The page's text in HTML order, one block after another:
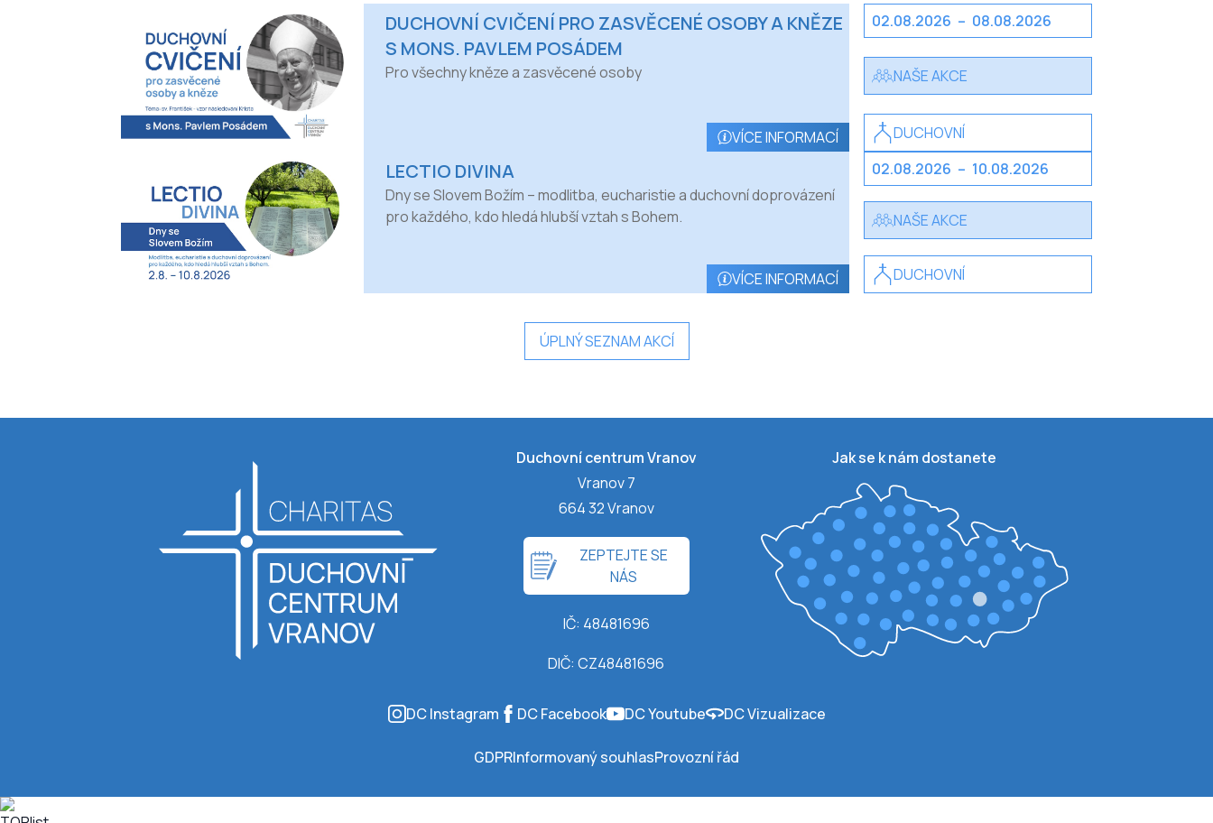
DUCHOVNÍ CVIČENÍ PRO ZASVĚCENÉ OSOBY A KNĚZE
S MONS. PAVLEM POSÁDEM
Pro všechny kněze a zasvěcené osoby
VÍCE INFORMACÍ
02.08.2026 – 08.08.2026
NAŠE AKCE
DUCHOVNÍ
LECTIO DIVINA
Dny se Slovem Božím – modlitba, eucharistie a duchovní doprovázení
pro každého, kdo hledá hlubší vztah s Bohem.
VÍCE INFORMACÍ
02.08.2026 – 10.08.2026
NAŠE AKCE
DUCHOVNÍ
ÚPLNÝ SEZNAM AKCÍ
Duchovní centrum Vranov
Vranov 7
664 32 Vranov
ZEPTEJTE SE
NÁS
IČ: 48481696
DIČ: CZ48481696
Jak se k nám dostanete
DC Instagram DC Facebook DC Youtube DC Vizualizace
GDPRInformovaný souhlasProvozní řád